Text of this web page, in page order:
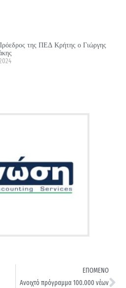
της ΠΕΔ Κρήτης ο Γιώργης
ΕΠΟΜΕΝΟ
Ανοιχτό πρόγραμμα 100.000 νέων